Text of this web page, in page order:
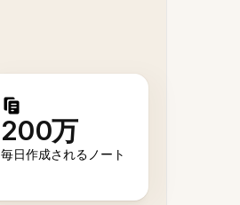
200万
毎日作成されるノート